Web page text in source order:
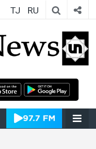
TJ RU